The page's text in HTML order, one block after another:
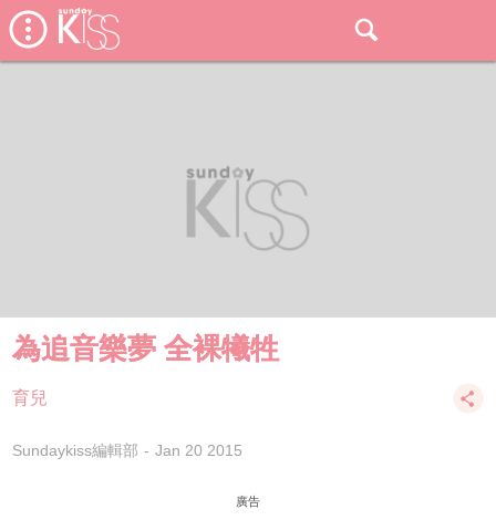
為追音樂夢 全裸犧牲
育兒
Sundaykiss編輯部 Jan 20 2015
廣告